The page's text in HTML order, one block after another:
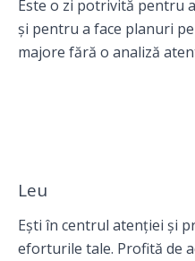
Este o zi potrivită pentru
și pentru a face planuri
majore fără o analiză
Leu
Ești în centrul atenției și
eforturile tale. Profită de